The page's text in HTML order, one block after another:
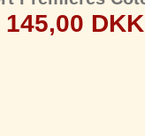
145,00 DKK